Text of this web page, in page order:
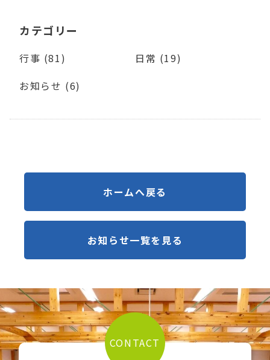
カテゴリー
行事 (81)
日常 (19)
お知らせ (6)
ホームへ戻る
お知らせ一覧を見る
CONTACT